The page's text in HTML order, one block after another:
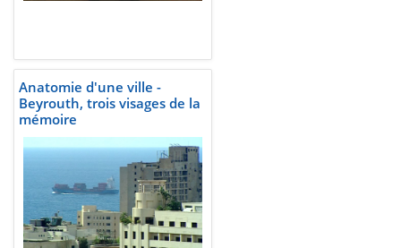
Anatomie d'une ville -
Beyrouth, trois visages de la
mémoire